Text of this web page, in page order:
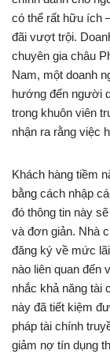
có thể rất hữu ích
đãi vượt trội.
chuyên gia châu
Nam, một doanh
hướng đến người
trong khuôn viên
nhận ra rằng việc
Khách hàng tiềm
bằng cách nhập
đó thông tin này
và đơn giản. Nhà
đăng ký về mức
nào liên quan đến
nhắc khả năng tài
này đã tiết kiệm
pháp tài chính
giảm nợ tín dụng